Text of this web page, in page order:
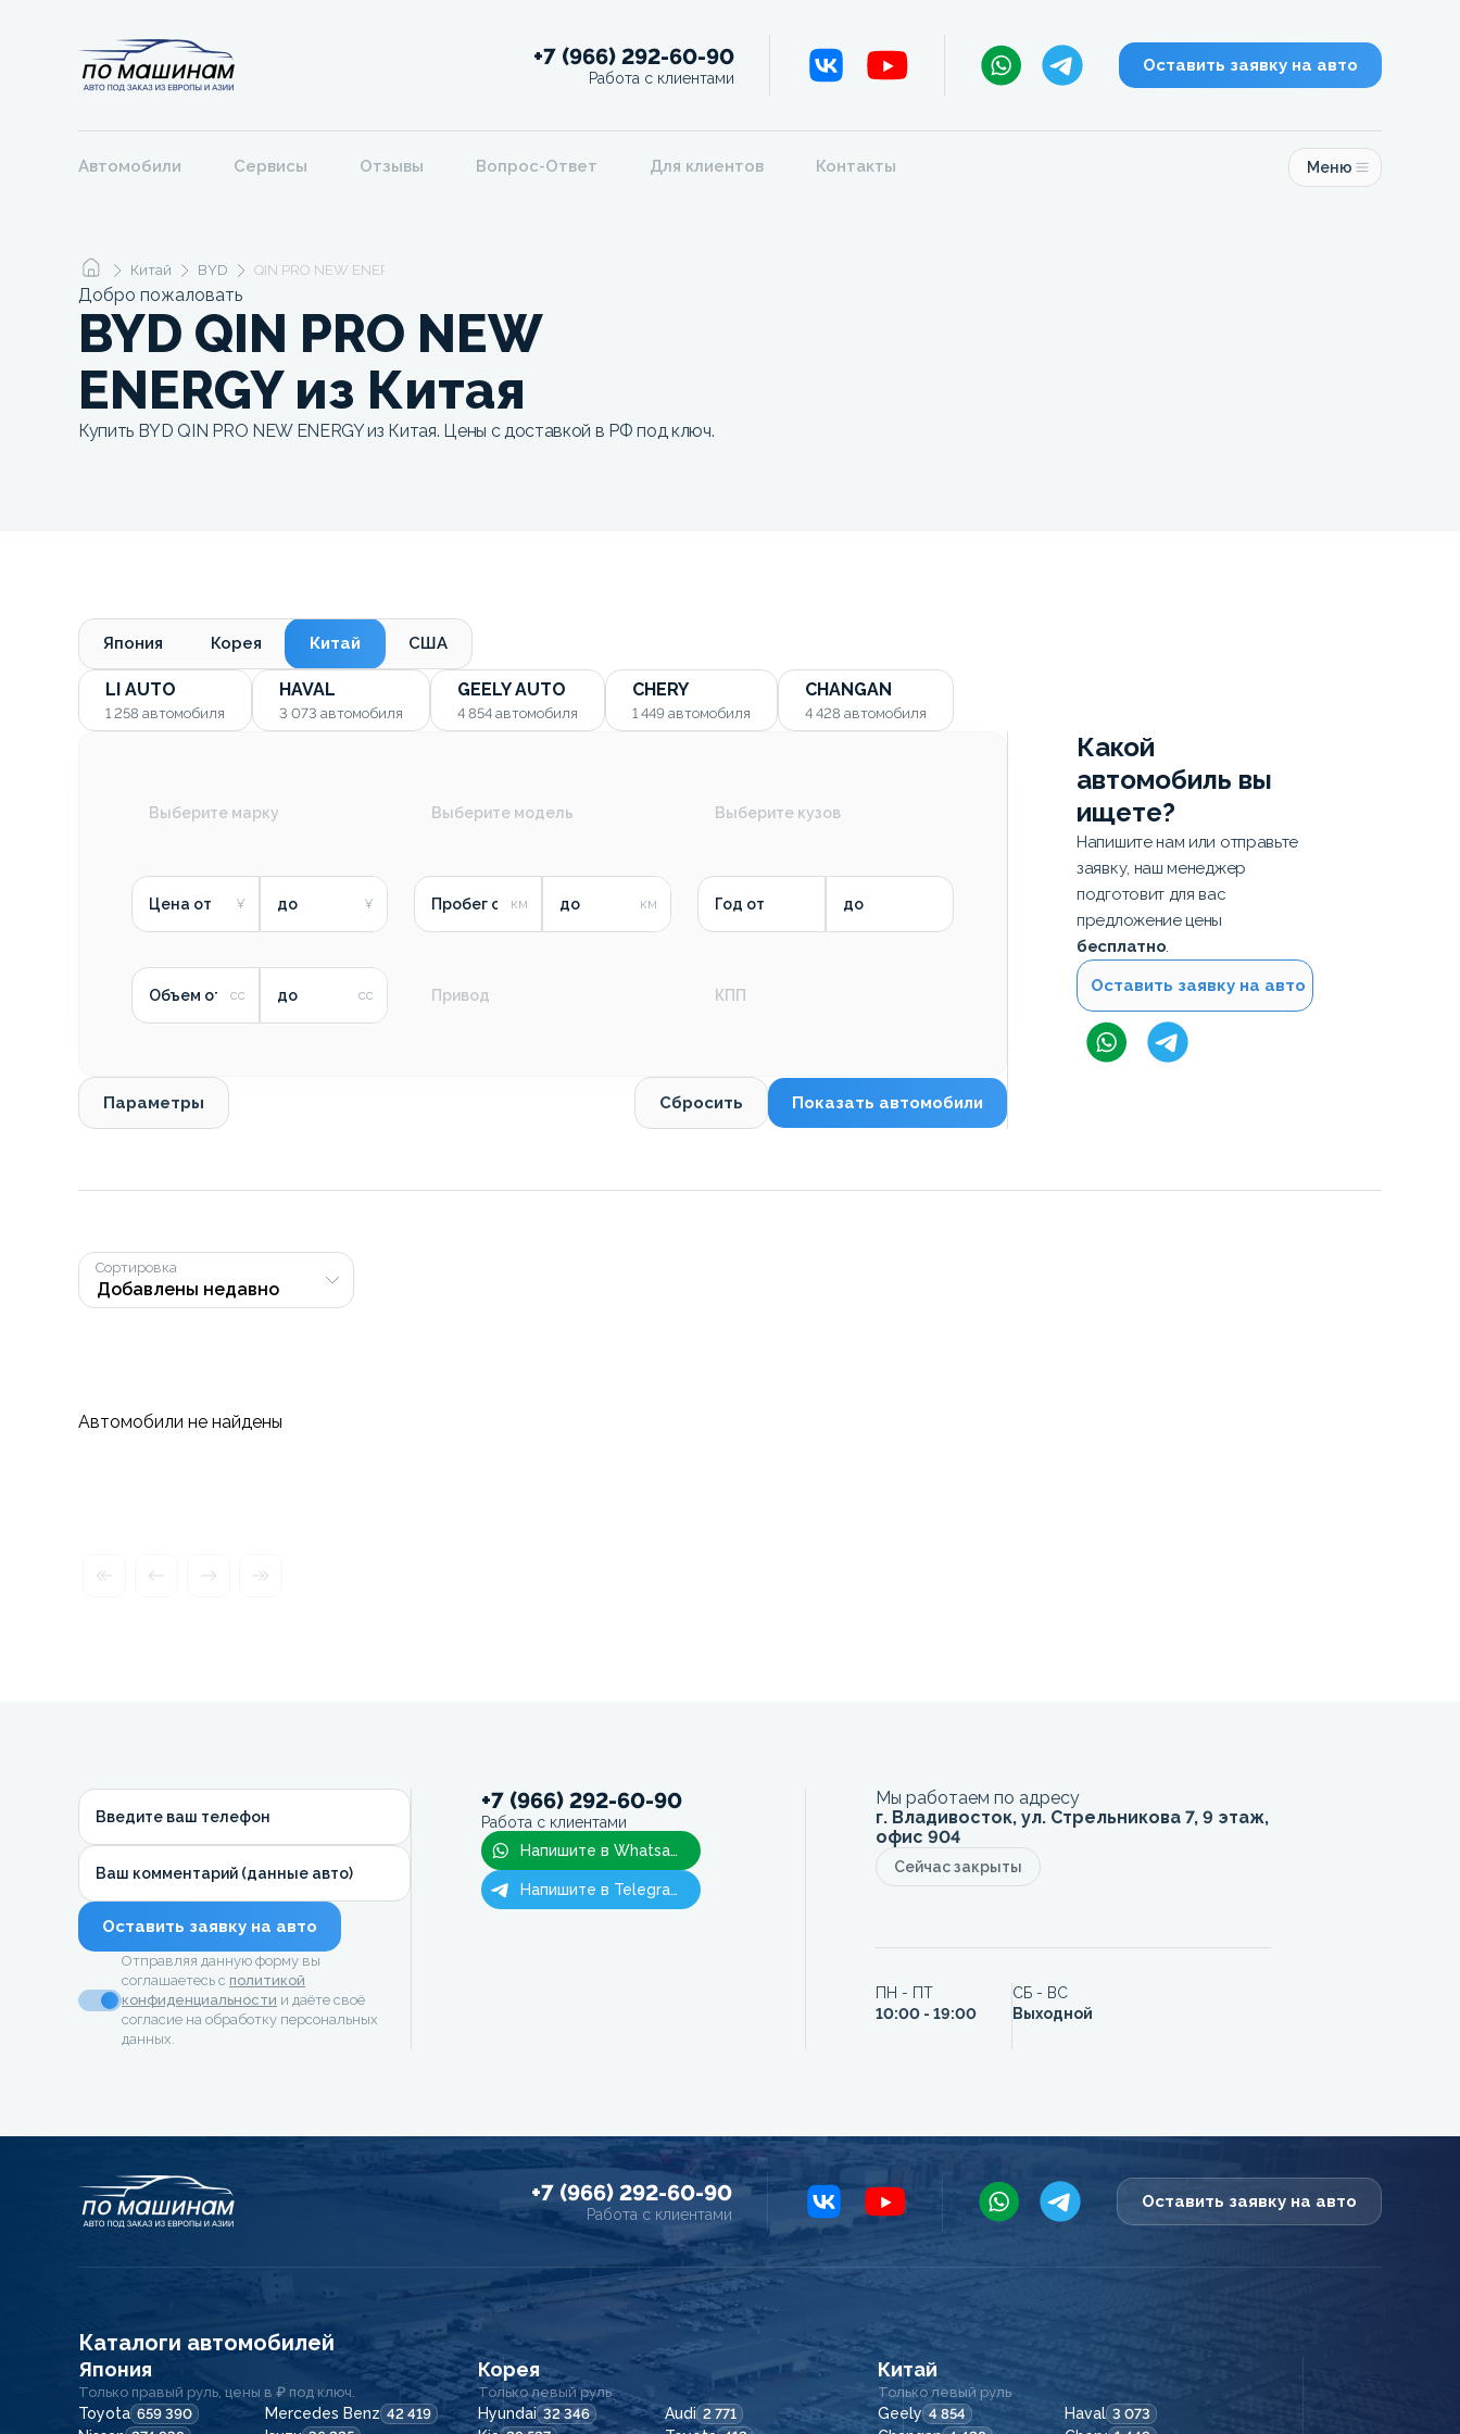
+7 (966) 292-60-90
Работа с клиентами
Оставить заявку на авто
Автомобили Сервисы Отзывы Вопрос-Ответ Для клиентов Контакты Меню
Китай BYD QIN PRO NEW ENERGY
Добро пожаловать
BYD QIN PRO NEW
ENERGY из Китая
Купить BYD QIN PRO NEW ENERGY из Китая. Цены с доставкой в РФ под ключ.
Япония Корея Китай США
LI AUTO
1 258 автомобиля
HAVAL
3 073 автомобиля
GEELY AUTO
4 854 автомобиля
CHERY
1 449 автомобиля
CHANGAN
4 428 автомобиля
Выберите марку Выберите модель Выберите кузов
Цена от до Пробег от до Год от до
Объем от до Привод КПП
Параметры Сбросить Показать автомобили
Какой
автомобиль вы
ищете?
Напишите нам или отправьте
заявку, наш менеджер
подготовит для вас
предложение цены
бесплатно.
Оставить заявку на авто
Сортировка
Автомобили не найдены
Введите ваш телефон
Ваш комментарий (данные авто)
Оставить заявку на авто
Отправляя данную форму вы
соглашаетесь с политикой
конфиденциальности и даёте своё
согласие на обработку персональных
данных.
+7 (966) 292-60-90
Работа с клиентами
Напишите в Whatsapp
Напишите в Telegram
Мы работаем по адресу
г. Владивосток, ул. Стрельникова 7, 9 этаж,
офис 904
Сейчас закрыты
ПН - ПТ
10:00 - 19:00
СБ - ВС
Выходной
+7 (966) 292-60-90
Работа с клиентами
Оставить заявку на авто
Каталоги автомобилей
Япония
Только правый руль, цены в ₽ под ключ.
Toyota 659 390 Mercedes Benz 42 419
Корея
Только левый руль
Hyundai 32 346 Audi 2 771
Китай
Только левый руль
Geely 4 854 Haval 3 073